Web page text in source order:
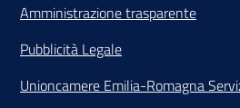
Amministrazione trasparente
Pubblicità Legale
Unioncamere Emilia-Romagna